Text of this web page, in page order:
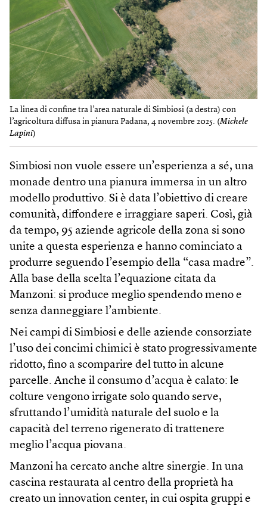
La linea di confine tra l’area naturale di Simbiosi (a destra) con
l’agricoltura diffusa in pianura Padana, 4 novembre 2025. (Michele
Lapini)
Simbiosi non vuole essere un’esperienza a sé, una
monade dentro una pianura immersa in un altro
modello produttivo. Si è data l’obiettivo di creare
comunità, diffondere e irraggiare saperi. Così, già
da tempo, 95 aziende agricole della zona si sono
unite a questa esperienza e hanno cominciato a
produrre seguendo l’esempio della “casa madre”.
Alla base della scelta l’equazione citata da
Manzoni: si produce meglio spendendo meno e
senza danneggiare l’ambiente.
Nei campi di Simbiosi e delle aziende consorziate
l’uso dei concimi chimici è stato progressivamente
ridotto, fino a scomparire del tutto in alcune
parcelle. Anche il consumo d’acqua è calato: le
colture vengono irrigate solo quando serve,
sfruttando l’umidità naturale del suolo e la
capacità del terreno rigenerato di trattenere
meglio l’acqua piovana.
Manzoni ha cercato anche altre sinergie. In una
cascina restaurata al centro della proprietà ha
creato un innovation center, in cui ospita gruppi e